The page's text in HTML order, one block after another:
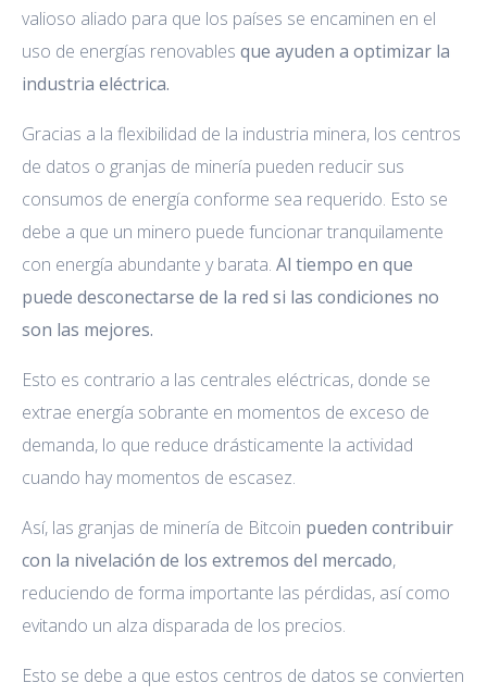
valioso aliado para que los países se encaminen en el
uso de energías renovables que ayuden a optimizar la
industria eléctrica.
Gracias a la flexibilidad de la industria minera, los centros
de datos o granjas de minería pueden reducir sus
consumos de energía conforme sea requerido. Esto se
debe a que un minero puede funcionar tranquilamente
con energía abundante y barata. Al tiempo en que
puede desconectarse de la red si las condiciones no
son las mejores.
Esto es contrario a las centrales eléctricas, donde se
extrae energía sobrante en momentos de exceso de
demanda, lo que reduce drásticamente la actividad
cuando hay momentos de escasez.
Así, las granjas de minería de Bitcoin pueden contribuir
con la nivelación de los extremos del mercado,
reduciendo de forma importante las pérdidas, así como
evitando un alza disparada de los precios.
Esto se debe a que estos centros de datos se convierten